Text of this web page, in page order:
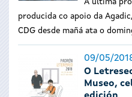
A última
producida co apoio da
CDG desde mañá ata o
09/05/
O
Museo,